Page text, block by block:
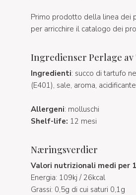
Primo prodotto della linea dei
per arricchire il catalogo dei
Ingredienser Perlage
Ingredienti: succo di tartufo
(E401), sale, aroma,
Allergeni: molluschi
Shelf-life: 12 mesi
Næringsverdier
Valori nutrizionali medi per
Energia: 109kj / 26kcal
Grassi: 0,5g di cui saturi 0,1g